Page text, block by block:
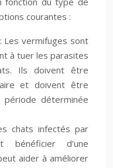
courantes :
Les vermifuges sont
à tuer les parasites
Ils doivent être
et doivent être
déterminée
chats infectés par
bénéficier d’une
aider à améliorer